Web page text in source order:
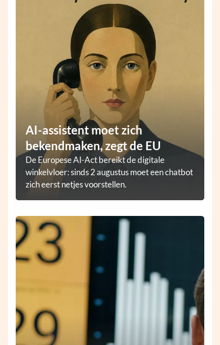
AI-assistent moet zich
bekendmaken, zegt de EU
De Europese AI-Act bereikt de digitale
winkelvloer: sinds 2 augustus moet een chatbot
zich eerst netjes voorstellen.